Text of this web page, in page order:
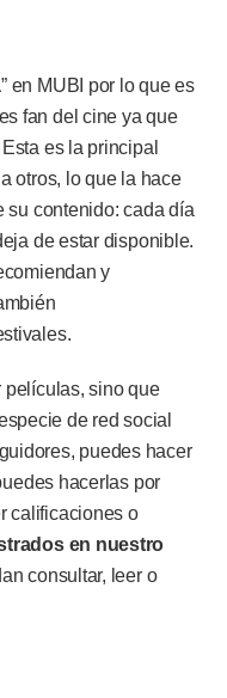
” en MUBI por lo que es
fan del cine ya que
es la principal
otros, lo que la hace
su contenido: cada día
de estar disponible.
y
películas, sino que
de red social
puedes hacer
hacerlas por
calificaciones o
en nuestro
consultar, leer o